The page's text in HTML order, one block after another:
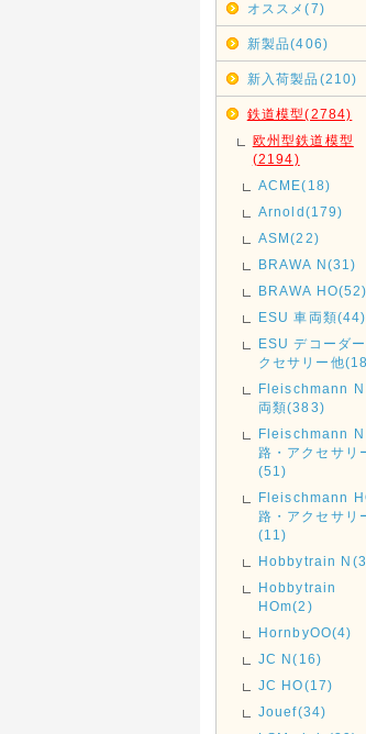
オススメ(7)
新製品(406)
新入荷製品(210)
鉄道模型(2784)
欧州型鉄道模型
(2194)
ACME(18)
Arnold(179)
ASM(22)
BRAWA N(31)
BRAWA HO(52)
ESU 車両類(44)
ESU デコーダ
クセサリー他
Fleischmann N
両類(383)
Fleischmann N
路・アクセサリ
(51)
Fleischmann
路・アクセサリ
(11)
Hobbytrain
Hobbytrain
HOm(2)
HornbyOO(4)
JC N(16)
JC HO(17)
Jouef(34)